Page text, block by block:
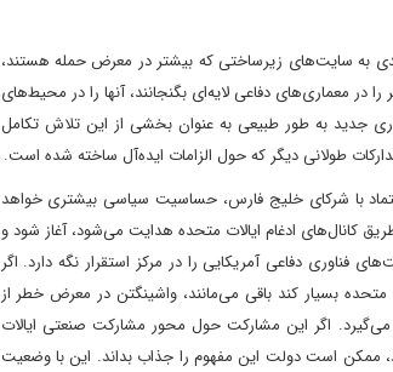
کندی به سایت‌های زیرساختی که بیشتر در معرض حمله هستند،
معماری‌های دفاعی لایه‌ای بگنجانند، آنها را در محیط‌های
جدید به طور طبیعی به عنوان بخشی از این تلاش تکامل
طولانی دیگر که حول الزامات ایده‌آل ساخته شده است.
با شرکای خلیج فارس، حساسیت سیاسی بیشتری خواهد
کانال‌های ادغام ایالات متحده هدایت می‌شود، آغاز شود و
دفاعی آمریکایی را در مرکز استقرار نگه دارد. اگر
بسیار کند باقی می‌مانند، واشینگتن در معرض خطر از
اگر این مشارکت حول محور مشارکت صنعتی ایالات
ممکن است دولت این مفهوم را جذاب بداند. این با وضعیت